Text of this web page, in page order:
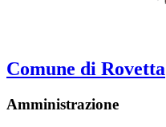
Comune di Rovetta
Amministrazione